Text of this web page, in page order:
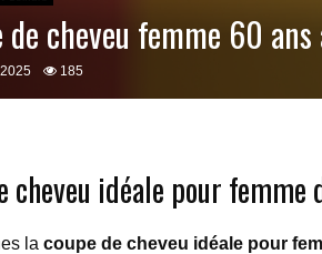
de cheveu femme 60
185
cheveu idéale pour
la coupe de cheveu idéale pour